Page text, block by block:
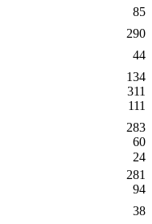
85
290
44
134
311
111
283
60
24
281
94
38